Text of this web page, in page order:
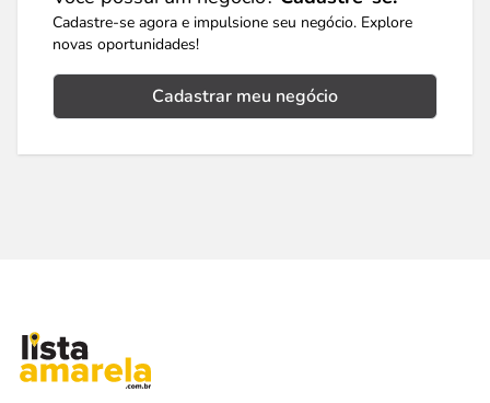
Cadastre-se agora e impulsione seu negócio. Explore
novas oportunidades!
Cadastrar meu negócio